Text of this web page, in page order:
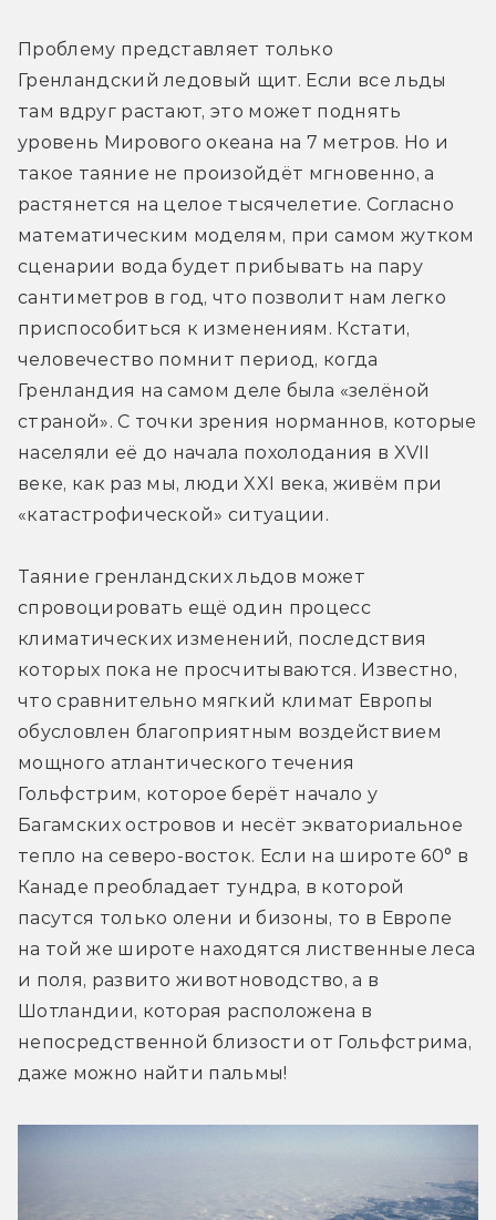
Проблему представляет только
Гренландский ледовый щит. Если все льды
там вдруг растают, это может поднять
уровень Мирового океана на 7 метров. Но и
такое таяние не произойдёт мгновенно, а
растянется на целое тысячелетие. Согласно
математическим моделям, при самом жутком
сценарии вода будет прибывать на пару
сантиметров в год, что позволит нам легко
приспособиться к изменениям. Кстати,
человечество помнит период, когда
Гренландия на самом деле была «зелёной
страной». С точки зрения норманнов, которые
населяли её до начала похолодания в XVII
веке, как раз мы, люди XXI века, живём при
«катастрофической» ситуации.
Таяние гренландских льдов может
спровоцировать ещё один процесс
климатических изменений, последствия
которых пока не просчитываются. Известно,
что сравнительно мягкий климат Европы
обусловлен благоприятным воздействием
мощного атлантического течения
Гольфстрим, которое берёт начало у
Багамских островов и несёт экваториальное
тепло на северо-восток. Если на широте 60° в
Канаде преобладает тундра, в которой
пасутся только олени и бизоны, то в Европе
на той же широте находятся лиственные леса
и поля, развито животноводство, а в
Шотландии, которая расположена в
непосредственной близости от Гольфстрима,
даже можно найти пальмы!